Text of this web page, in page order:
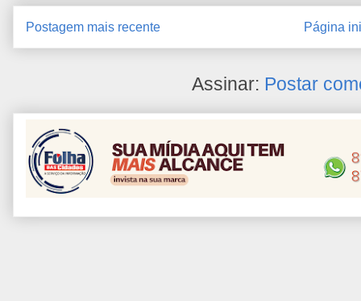
Postagem mais recente Página
Assinar: Postar